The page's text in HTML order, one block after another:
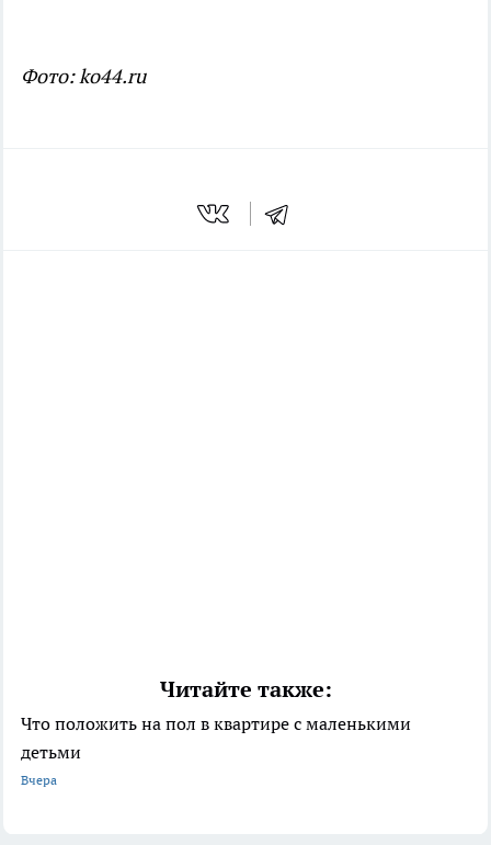
Фото: ko44.ru
Читайте также:
Что положить на пол в квартире с маленькими
детьми
Вчера